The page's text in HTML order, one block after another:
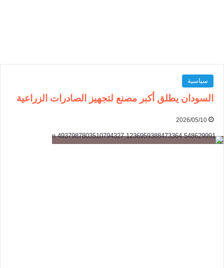
سياسية
السودان يطلق أكبر مصنع لتجهيز الصادرات الزراعية
2026/05/10